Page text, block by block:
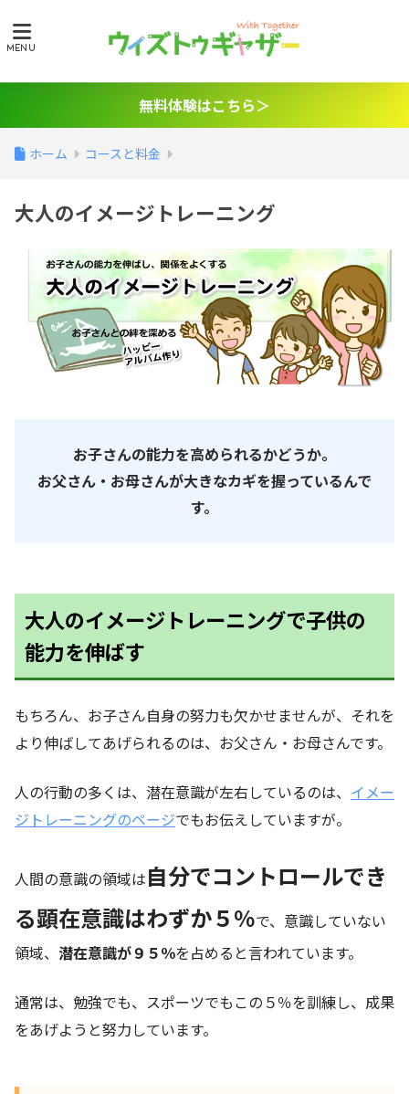
無料体験はこちら＞
ホーム コースと料金
大人のイメージトレーニング
お子さんの能力を高められるかどうか。
お父さん・お母さんが大きなカギを握っているんで
す。
大人のイメージトレーニングで子供の
能力を伸ばす
もちろん、お子さん自身の努力も欠かせませんが、それを
より伸ばしてあげられるのは、お父さん・お母さんです。
人の行動の多くは、潜在意識が左右しているのは、 イメー
ジトレーニングのページでもお伝えしていますが。
人間の意識の領域は自分でコントロールでき
る顕在意識はわずか５％で、意識していない
領域、 潜在意識が９５％を占めると言われています。
通常は、勉強でも、スポーツでもこの５％を訓練し、成果
をあげようと努力しています。